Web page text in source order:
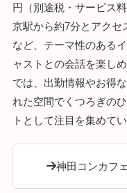
円（別途税・サービス
京駅から約7分とアクセ
など、テーマ性のある
ャストとの会話を楽し
では、出勤情報やお得
れた空間でくつろぎの
トとして注目を集めてい
神田コンカフ